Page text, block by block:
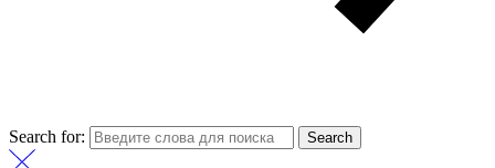
Search for: Search